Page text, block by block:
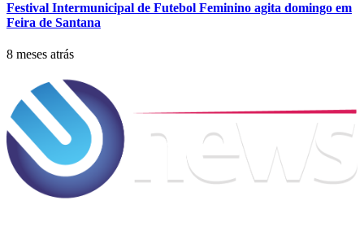
Festival Intermunicipal de Futebol Feminino agita domingo em
Feira de Santana
8 meses atrás